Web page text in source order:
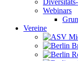
Webinars
Vereine